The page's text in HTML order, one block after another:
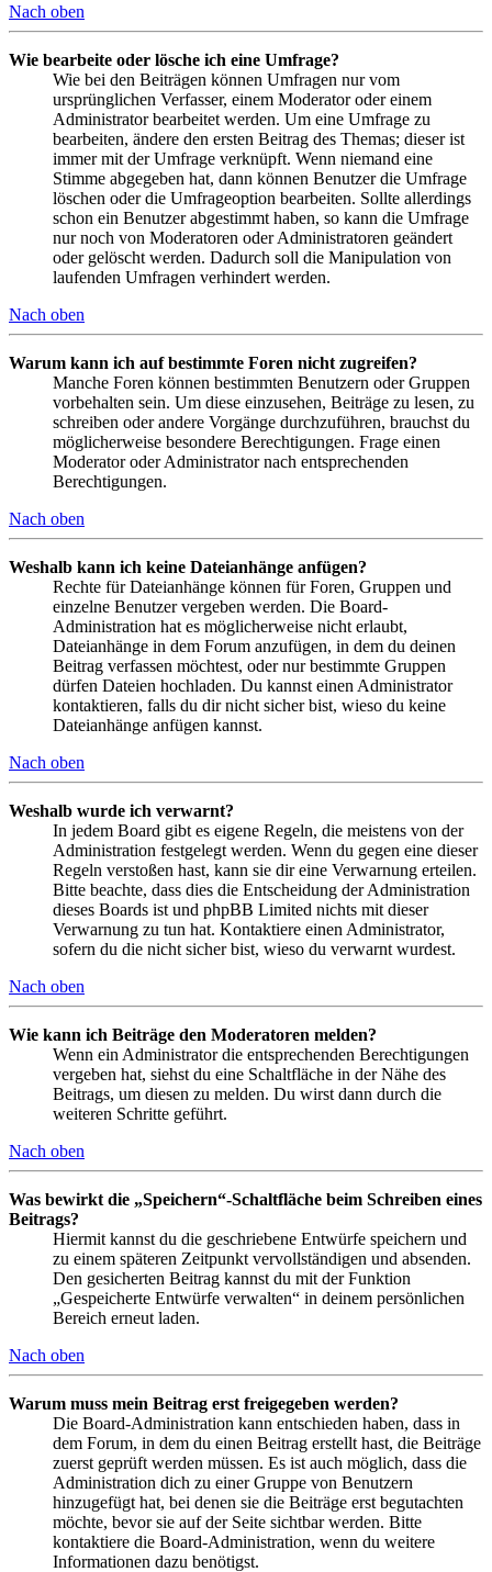
Nach oben
Wie bearbeite oder lösche ich eine Umfrage?
Wie bei den Beiträgen können Umfragen nur vom
ursprünglichen Verfasser, einem Moderator oder einem
Administrator bearbeitet werden. Um eine Umfrage zu
bearbeiten, ändere den ersten Beitrag des Themas; dieser ist
immer mit der Umfrage verknüpft. Wenn niemand eine
Stimme abgegeben hat, dann können Benutzer die Umfrage
löschen oder die Umfrageoption bearbeiten. Sollte allerdings
schon ein Benutzer abgestimmt haben, so kann die Umfrage
nur noch von Moderatoren oder Administratoren geändert
oder gelöscht werden. Dadurch soll die Manipulation von
laufenden Umfragen verhindert werden.
Nach oben
Warum kann ich auf bestimmte Foren nicht zugreifen?
Manche Foren können bestimmten Benutzern oder Gruppen
vorbehalten sein. Um diese einzusehen, Beiträge zu lesen, zu
schreiben oder andere Vorgänge durchzuführen, brauchst du
möglicherweise besondere Berechtigungen. Frage einen
Moderator oder Administrator nach entsprechenden
Berechtigungen.
Nach oben
Weshalb kann ich keine Dateianhänge anfügen?
Rechte für Dateianhänge können für Foren, Gruppen und
einzelne Benutzer vergeben werden. Die Board-
Administration hat es möglicherweise nicht erlaubt,
Dateianhänge in dem Forum anzufügen, in dem du deinen
Beitrag verfassen möchtest, oder nur bestimmte Gruppen
dürfen Dateien hochladen. Du kannst einen Administrator
kontaktieren, falls du dir nicht sicher bist, wieso du keine
Dateianhänge anfügen kannst.
Nach oben
Weshalb wurde ich verwarnt?
In jedem Board gibt es eigene Regeln, die meistens von der
Administration festgelegt werden. Wenn du gegen eine dieser
Regeln verstoßen hast, kann sie dir eine Verwarnung erteilen.
Bitte beachte, dass dies die Entscheidung der Administration
dieses Boards ist und phpBB Limited nichts mit dieser
Verwarnung zu tun hat. Kontaktiere einen Administrator,
sofern du die nicht sicher bist, wieso du verwarnt wurdest.
Nach oben
Wie kann ich Beiträge den Moderatoren melden?
Wenn ein Administrator die entsprechenden Berechtigungen
vergeben hat, siehst du eine Schaltfläche in der Nähe des
Beitrags, um diesen zu melden. Du wirst dann durch die
weiteren Schritte geführt.
Nach oben
Was bewirkt die „Speichern“-Schaltfläche beim Schreiben eines
Beitrags?
Hiermit kannst du die geschriebene Entwürfe speichern und
zu einem späteren Zeitpunkt vervollständigen und absenden.
Den gesicherten Beitrag kannst du mit der Funktion
„Gespeicherte Entwürfe verwalten“ in deinem persönlichen
Bereich erneut laden.
Nach oben
Warum muss mein Beitrag erst freigegeben werden?
Die Board-Administration kann entschieden haben, dass in
dem Forum, in dem du einen Beitrag erstellt hast, die Beiträge
zuerst geprüft werden müssen. Es ist auch möglich, dass die
Administration dich zu einer Gruppe von Benutzern
hinzugefügt hat, bei denen sie die Beiträge erst begutachten
möchte, bevor sie auf der Seite sichtbar werden. Bitte
kontaktiere die Board-Administration, wenn du weitere
Informationen dazu benötigst.